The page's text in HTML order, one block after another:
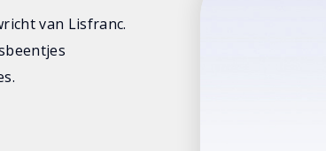
van Lisfranc.